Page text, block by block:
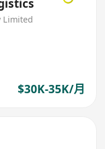
Limited
$30K-35K/月